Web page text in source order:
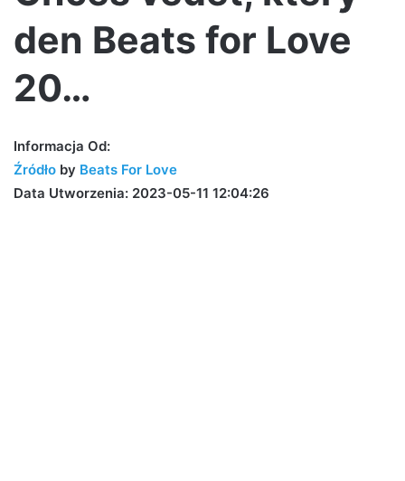
den Beats for Love
20…
Informacja Od:
Źródło by Beats For Love
Data Utworzenia: 2023-05-11 12:04:26